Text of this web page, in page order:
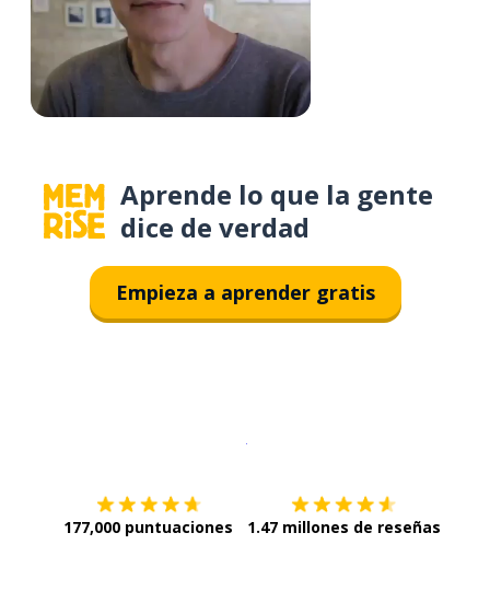
Aprende lo que la gente
dice de verdad
Empieza a aprender gratis
177,000 puntuaciones 1.47 millones de reseñas